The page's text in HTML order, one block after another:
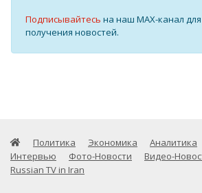
Подписывайтесь на наш MAX-канал
получения новостей.
Политика Экономика Аналитика
Интервью
Фото-Новости
Видео-
Russian TV in Iran